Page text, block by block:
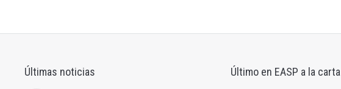
Últimas noticias Último en EASP a la carta